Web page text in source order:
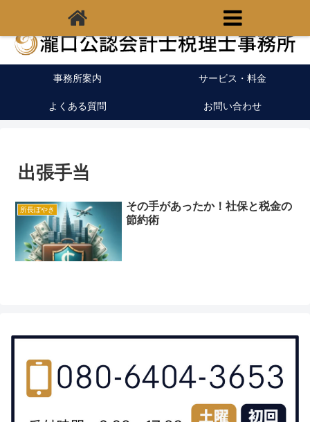
福岡県宗像市の税理士｜開業支援｜クラウド会計
事務所案内 サービス・料金
よくある質問 お問い合わせ
出張手当
所長ぼやき
その手があったか！社保と税金の
節約術